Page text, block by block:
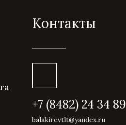
Контакты
+7 (8482) 24 34 89
balakirevtlt@yandex.ru